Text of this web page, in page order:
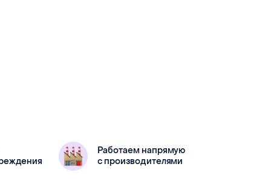
Работаем напрямую
с производителями